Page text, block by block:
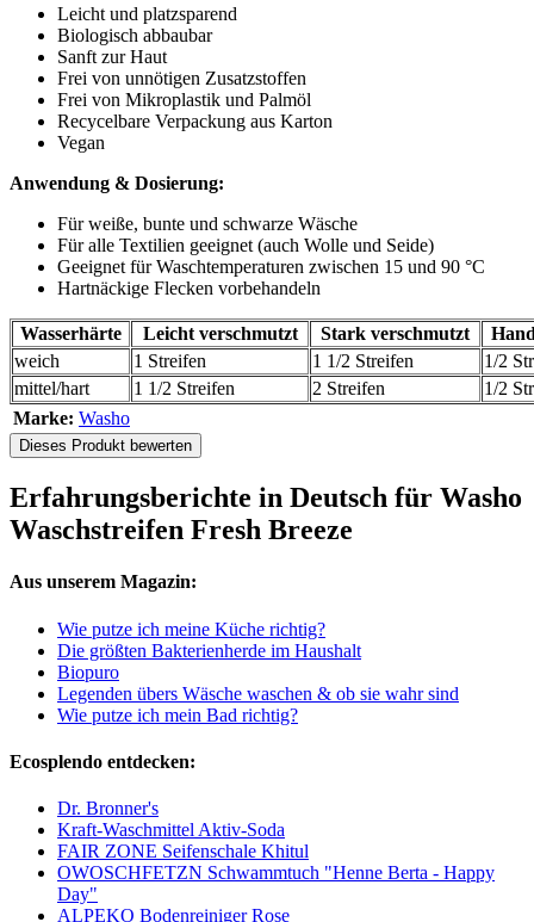
Leicht und platzsparend
Biologisch abbaubar
Sanft zur Haut
Frei von unnötigen Zusatzstoffen
Frei von Mikroplastik und Palmöl
Recycelbare Verpackung aus Karton
Vegan
Anwendung & Dosierung:
Für weiße, bunte und schwarze Wäsche
Für alle Textilien geeignet (auch Wolle und Seide)
Geeignet für Waschtemperaturen zwischen 15 und 90 °C
Hartnäckige Flecken vorbehandeln
Wasserhärte Leicht verschmutzt Stark verschmutzt
weich
1 Streifen 1 1/2 Streifen
1/2
mittel/hart
1 1/2 Streifen 2 Streifen
1/2
Marke: Washo
Dieses Produkt bewerten
Erfahrungsberichte in Deutsch für Washo
Waschstreifen Fresh Breeze
Aus unserem Magazin:
Wie putze ich meine Küche richtig?
Die größten Bakterienherde im Haushalt
Biopuro
Legenden übers Wäsche waschen & ob sie wahr sind
Wie putze ich mein Bad richtig?
Ecosplendo entdecken:
Dr. Bronner's
Kraft-Waschmittel Aktiv-Soda
FAIR ZONE Seifenschale Khitul
OWOSCHFETZN Schwammtuch "Henne Berta - Happy
Day"
ALPEKO Bodenreiniger Rose